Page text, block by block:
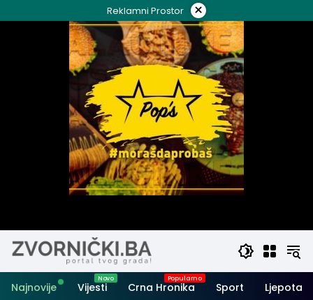
to
Reklamni Prostor ×
Najnovije Vijesti Crna Hronika Sport Ljepota i